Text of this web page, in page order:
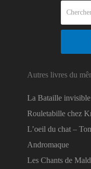
Autres livres du
La Bataille
Rouletabille chez
L’oeil du chat –
Andromaque
Les Chants de